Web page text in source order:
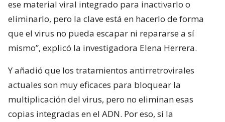
ese material viral integrado para inactivarlo o
eliminarlo, pero la clave está en hacerlo de forma
que el virus no pueda escapar ni repararse a sí
mismo”, explicó la investigadora Elena Herrera.
Y añadió que los tratamientos antirretrovirales
actuales son muy eficaces para bloquear la
multiplicación del virus, pero no eliminan esas
copias integradas en el ADN. Por eso, si la